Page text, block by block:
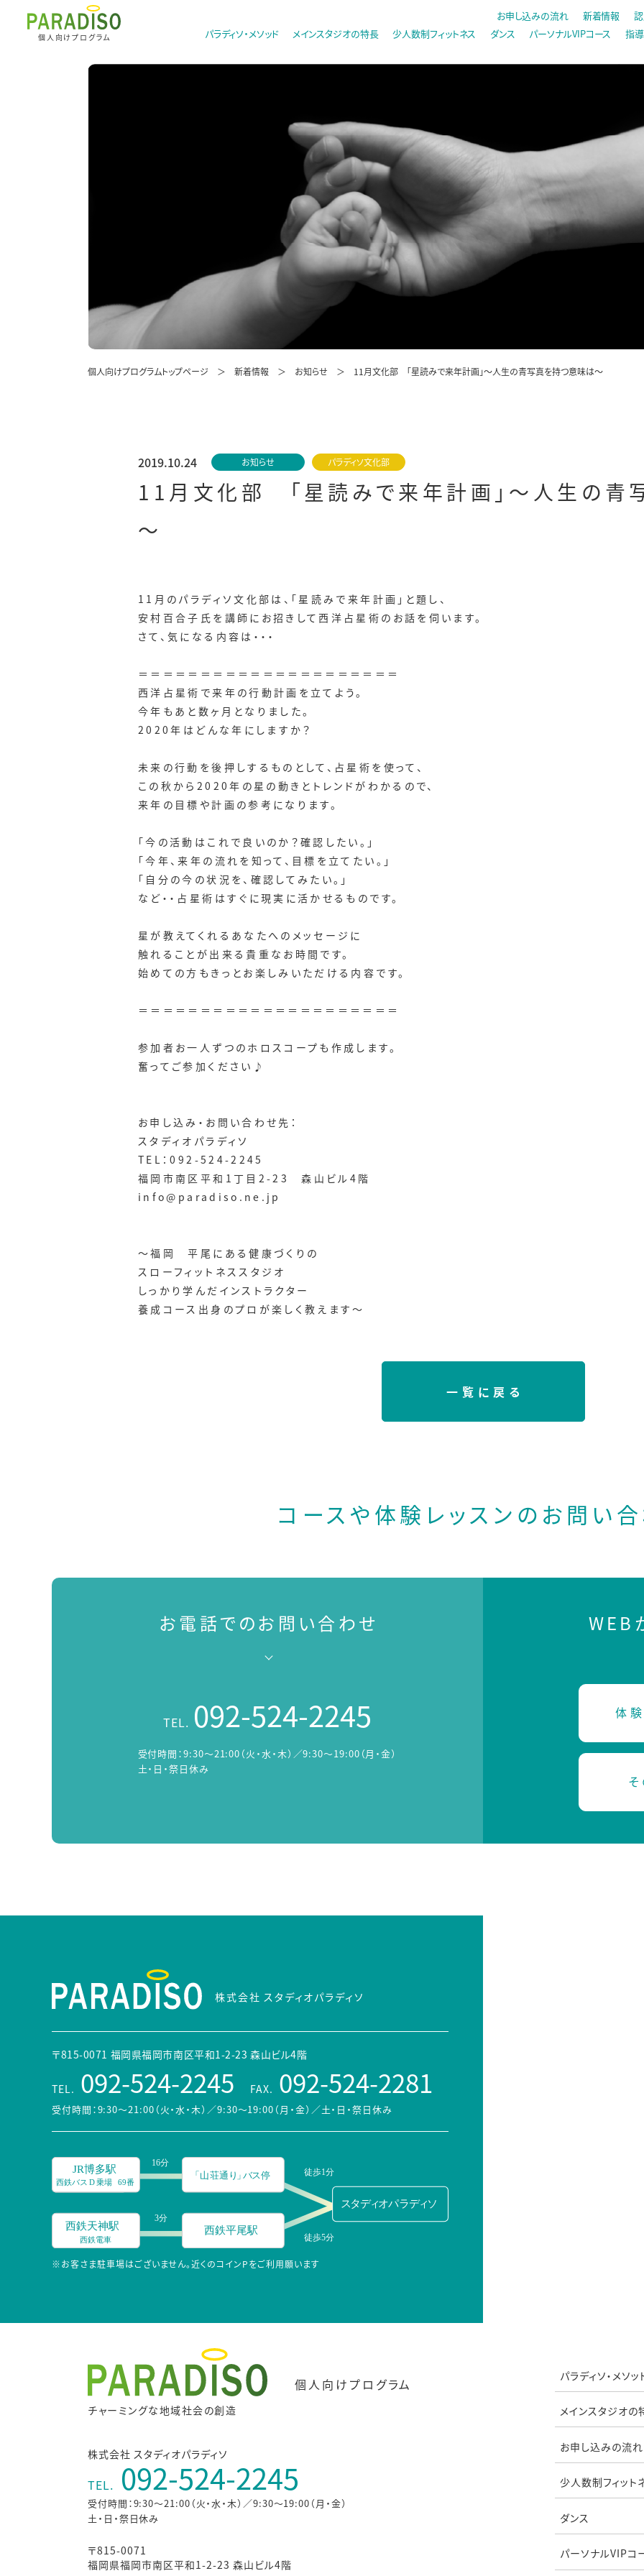
個人向けプログラム パラディソ・メソッド メインスタジオの特長 少人数制フィットネス ダンス パーソナルVIPコース 指
お申し込みの流れ 新着情報
個人向けプログラムトップページ 新着情報 お知らせ 11月文化部 「星読みで来年計画」～人生の青写真を持つ意味は～
2019.10.24 お知らせ パラディソ文化部
11月文化部 「星読みで来年計画」～人生の青
～
11月のパラディソ文化部は、「星読みで来年計画」と題し、
安村百合子氏を講師にお招きして西洋占星術のお話を伺います。
さて、気になる内容は・・・
＝＝＝＝＝＝＝＝＝＝＝＝＝＝＝＝＝＝＝＝＝
西洋占星術で来年の行動計画を立てよう。
今年もあと数ヶ月となりました。
2020年はどんな年にしますか？
未来の行動を後押しするものとして、占星術を使って、
この秋から2020年の星の動きとトレンドがわかるので、
来年の目標や計画の参考になります。
「今の活動はこれで良いのか？確認したい。」
「今年、来年の流れを知って、目標を立てたい。」
「自分の今の状況を、確認してみたい。」
など・・占星術はすぐに現実に活かせるものです。
星が教えてくれるあなたへのメッセージに
触れることが出来る貴重なお時間です。
始めての方もきっとお楽しみいただける内容です。
＝＝＝＝＝＝＝＝＝＝＝＝＝＝＝＝＝＝＝＝＝
参加者お一人ずつのホロスコープも作成します。
奮ってご参加ください♪
お申し込み・お問い合わせ先：
スタディオパラディソ
TEL：092-524-2245
福岡市南区平和1丁目2-23 森山ビル4階
info@paradiso.ne.jp
～福岡 平尾にある健康づくりの
スローフィットネススタジオ
しっかり学んだインストラクター
養成コース出身のプロが楽しく教えます～
一覧に戻る
コースや体験レッスンの お問い
お電話でのお問い合わせ
TEL. 092-524-2245
受付時間：9:30～21:00（火・水・木）／9:30～19:00（月・金）
土・日・祭日休み
WEB
体
株式会社 スタディオパラディソ
〒815-0071 福岡県福岡市南区平和1-2-23 森山ビル4階
TEL. 092-524-2245 FAX. 092-524-2281
受付時間：9:30～21:00（火・水・木）／9:30～19:00（月・金） ／土・日・祭日休み
※お客さま駐車場はございません。近くのコインPをご利用願います
チャーミングな地域社会の創造
個人向けプログラム
株式会社 スタディオパラディソ
TEL. 092-524-2245
受付時間：9:30～21:00（火・水・木）／9:30～19:00（月・金）
土・日・祭日休み
〒815-0071
福岡県福岡市南区平和1-2-23 森山ビル4階
パラディソ・メソッ
メインスタジオの
お申し込みの流れ
少人数制フィット
ダンス
パーソナルVIPコ